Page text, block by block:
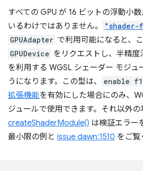
すべての GPU が 16 ビットの浮動小
いるわけではありません。
"shader-
GPUAdapter で利用可能になると、
GPUDevice をリクエストし、半精度
を利用する WGSL シェーダー モジュ
うになります。この型は、
enable
拡張機能を有効にした場合にのみ、
ジュールで使用できます。それ以外の
createShaderModule() は検証エラー
最小限の例と issue dawn:1510 をご覧